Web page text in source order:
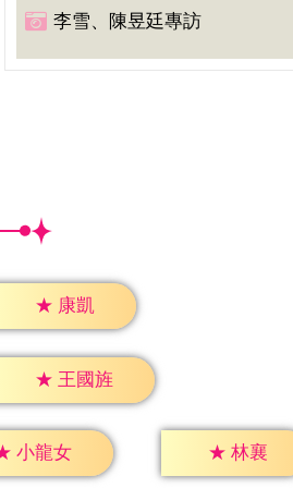
李雪、陳昱廷專訪
★ 康凱
★ 王國旌
小龍女 ★ 林襄